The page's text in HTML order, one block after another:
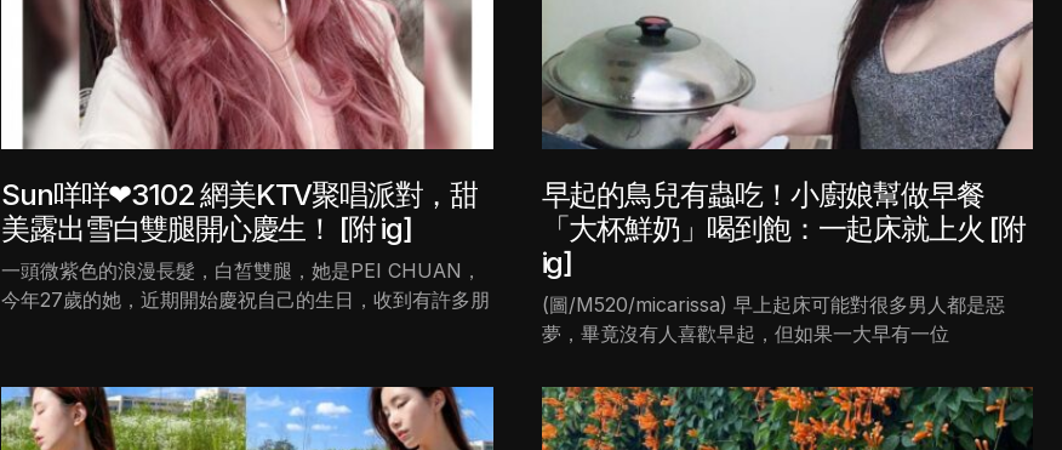
Sun咩咩❤3102 網美KTV聚唱派對，甜
美露出雪白雙腿開心慶生！ [附 ig]
一頭微紫色的浪漫長髮，白皙雙腿，她是PEI CHUAN，
今年27歲的她，近期開始慶祝自己的生日，收到有許多朋
早起的鳥兒有蟲吃！小廚娘幫做早餐
「大杯鮮奶」喝到飽：一起床就上火 [附
ig]
(圖/M520/micarissa) 早上起床可能對很多男人都是惡
夢，畢竟沒有人喜歡早起，但如果一大早有一位